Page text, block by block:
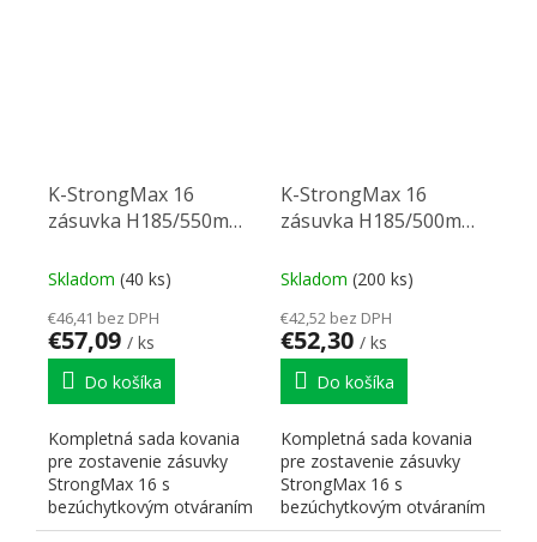
K-StrongMax 16
zásuvka H185/550mm
Skladom (40 ks)
€46,41 bez DPH
€57,09 / ks
Do košíka
Kompletná sada kovania
pre zostavenie zásuvky
StrongMax 16 s
bezúchytkovým otváraním
"PUSH". Nutné doplniť
K-StrongMax 16
zásuvka H185/500mm
Skladom (200 ks)
€42,52 bez DPH
€52,30 / ks
Do košíka
Kompletná sada kovania
pre zostavenie zásuvky
StrongMax 16 s
bezúchytkovým otváraním
"PUSH". Nutné doplniť